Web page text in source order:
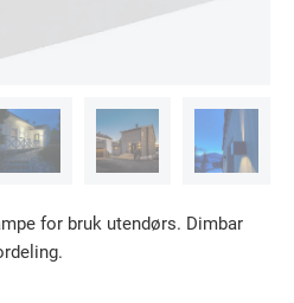
for bruk utendørs. Dimbar